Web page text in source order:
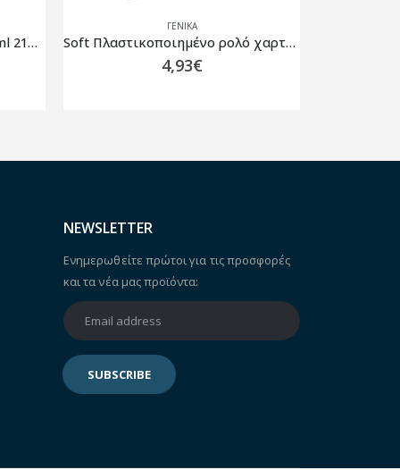
Soft Πλαστικοποιημένο ρολό χαρτί με κόλλα Λευκό PREMIUM STANDARD – 58cm x 50m – 108.025.SA
ΓΕΝΙΚΆ
Soft PREMIUM STANDARD ρολό Πλαστικό + Χαρτί Πράσινο – 58cm x 50m
6,67€
NEWSLETTER
Ενημερωθείτε πρώτοι για τις προσφορές
και τα νέα μας προϊόντα: